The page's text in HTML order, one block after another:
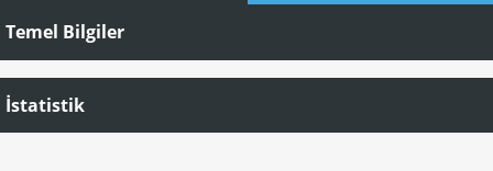
Temel Bilgiler
İstatistik